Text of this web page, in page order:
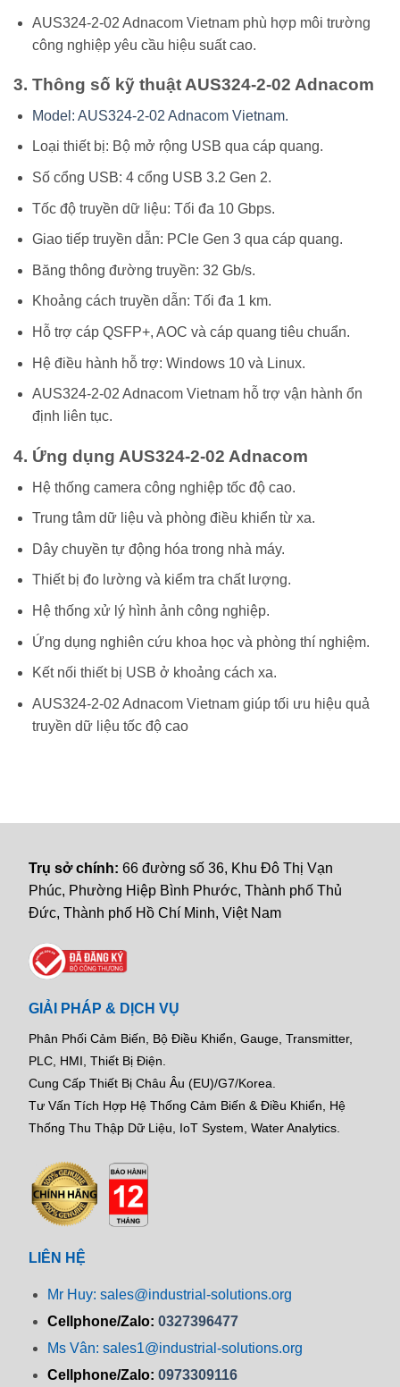
AUS324-2-02 Adnacom Vietnam phù hợp môi trường
công nghiệp yêu cầu hiệu suất cao.
3. Thông số kỹ thuật AUS324-2-02 Adnacom
Model: AUS324-2-02 Adnacom Vietnam.
Loại thiết bị: Bộ mở rộng USB qua cáp quang.
Số cổng USB: 4 cổng USB 3.2 Gen 2.
Tốc độ truyền dữ liệu: Tối đa 10 Gbps.
Giao tiếp truyền dẫn: PCIe Gen 3 qua cáp quang.
Băng thông đường truyền: 32 Gb/s.
Khoảng cách truyền dẫn: Tối đa 1 km.
Hỗ trợ cáp QSFP+, AOC và cáp quang tiêu chuẩn.
Hệ điều hành hỗ trợ: Windows 10 và Linux.
AUS324-2-02 Adnacom Vietnam hỗ trợ vận hành ổn
định liên tục.
4. Ứng dụng AUS324-2-02 Adnacom
Hệ thống camera công nghiệp tốc độ cao.
Trung tâm dữ liệu và phòng điều khiển từ xa.
Dây chuyền tự động hóa trong nhà máy.
Thiết bị đo lường và kiểm tra chất lượng.
Hệ thống xử lý hình ảnh công nghiệp.
Ứng dụng nghiên cứu khoa học và phòng thí nghiệm.
Kết nối thiết bị USB ở khoảng cách xa.
AUS324-2-02 Adnacom Vietnam giúp tối ưu hiệu quả
truyền dữ liệu tốc độ cao
Trụ sở chính:66 đường số 36, Khu Đô Thị Vạn
Phúc, Phường Hiệp Bình Phước, Thành phố Thủ
Đức, Thành phố Hồ Chí Minh, Việt Nam
GIẢI PHÁP & DỊCH VỤ
Phân Phối Cảm Biến, Bộ Điều Khiển, Gauge, Transmitter,
PLC, HMI, Thiết Bị Điện.
Cung Cấp Thiết Bị Châu Âu (EU)/G7/Korea.
Tư Vấn Tích Hợp Hệ Thống Cảm Biến & Điều Khiển, Hệ
Thống Thu Thập Dữ Liệu, IoT System, Water Analytics.
LIÊN HỆ
Mr Huy: sales@industrial-solutions.org
Cellphone/Zalo: 0327396477
Ms Vân: sales1@industrial-solutions.org
Cellphone/Zalo: 0973309116